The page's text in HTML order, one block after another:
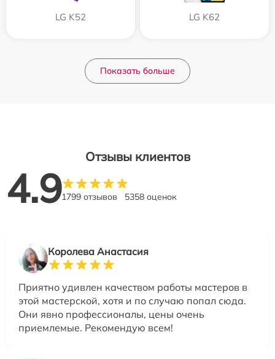
LG K52 LG K62
Показать больше
Отзывы клиентов
4.91799 отзывов 5358 оценок
Королева Анастасия
Приятно удивлен качеством работы мастеров в
этой мастерской, хотя и по случаю попал сюда.
Они явно профессионалы, цены очень
приемлемые. Рекомендую всем!